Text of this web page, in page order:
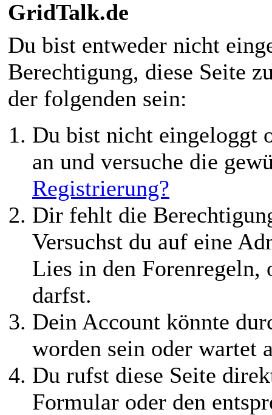
GridTalk.de
Du bist entweder nicht
Berechtigung, diese Seite
der folgenden sein:
Du bist nicht eingeloggt
an und versuche die
Registrierung?
Dir fehlt die
Versuchst du auf eine
Lies in den Forenregeln,
darfst.
Dein Account könnte
worden sein oder wartet
Du rufst diese Seite
Formular oder den